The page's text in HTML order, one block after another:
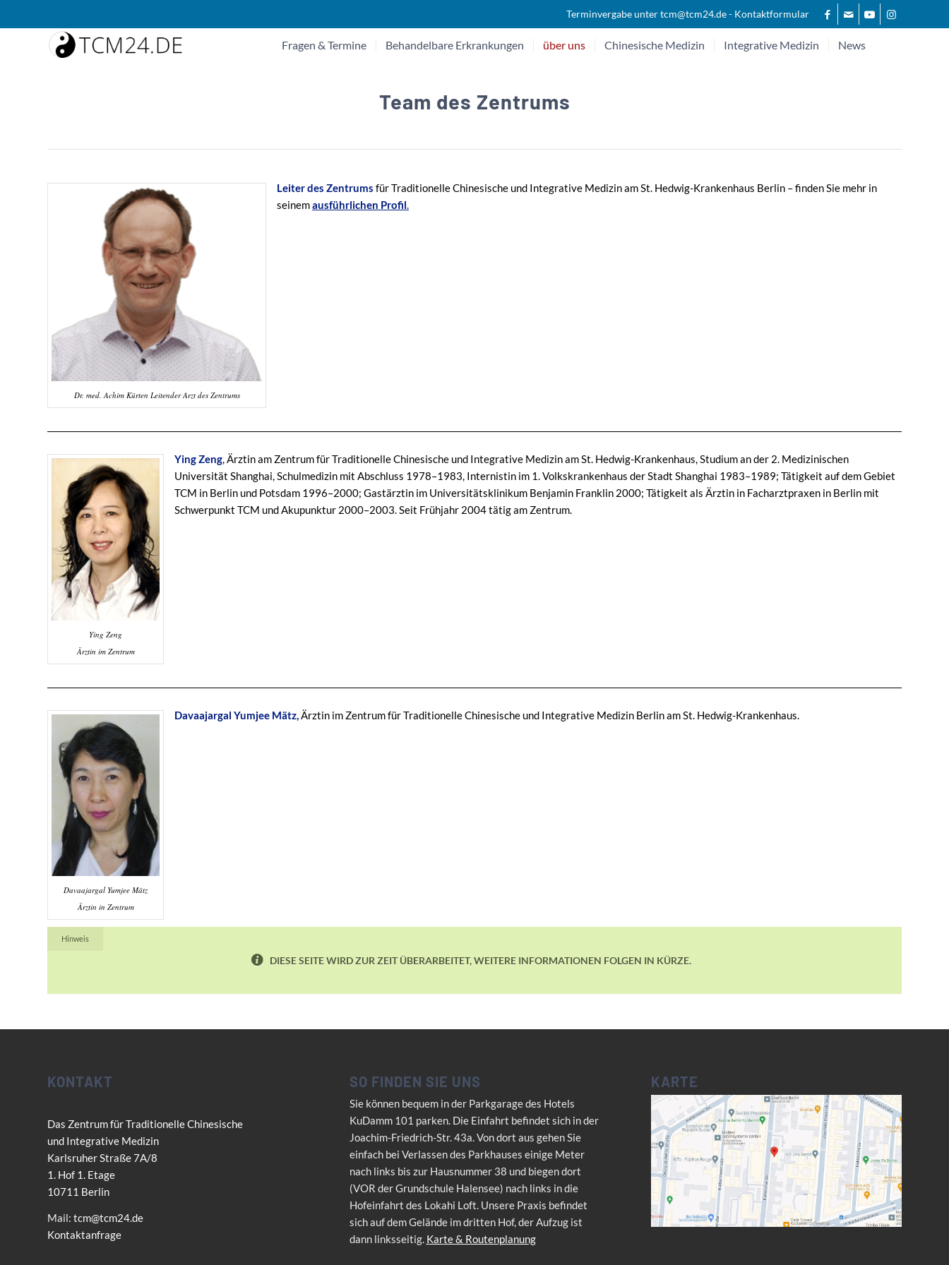
Terminvergabe untertcm@tcm24.de- Kontaktformular
Fragen & Termine Behandelbare Erkrankungen über uns Chinesische Medizin Integrative Medizin News
Team des Zentrums
Dr. med. Achim Kürten Leitender Arzt des Zentrums
Leiter des Zentrums für Traditionelle Chinesische und Integrative Medizin am St. Hedwig-Krankenhaus Berlin – finden Sie mehr in
seinemausführlichen Profil.
Ying Zeng
Ärztin im Zentrum
Ying Zeng, Ärztin am Zentrum für Traditionelle Chinesische und Integrative Medizin am St. Hedwig-Krankenhaus, Studium an der 2. Medizinischen
Universität Shanghai, Schulmedizin mit Abschluss 1978–1983, Internistin im 1. Volkskrankenhaus der Stadt Shanghai 1983–1989; Tätigkeit auf dem Gebiet
TCM in Berlin und Potsdam 1996–2000; Gastärztin im Universitätsklinikum Benjamin Franklin 2000; Tätigkeit als Ärztin in Facharztpraxen in Berlin mit
Schwerpunkt TCM und Akupunktur 2000–2003. Seit Frühjahr 2004 tätig am Zentrum.
Davaajargal Yumjee Mätz
Ärztin in Zentrum
Davaajargal Yumjee Mätz,Ärztin im Zentrum für Traditionelle Chinesische und Integrative Medizin Berlin am St. Hedwig-Krankenhaus.
Hinweis
DIESE SEITE WIRD ZUR ZEIT ÜBERARBEITET, WEITERE INFORMATIONEN FOLGEN IN KÜRZE.
KONTAKT
Das Zentrum für Traditionelle Chinesische
und Integrative Medizin
Karlsruher Straße 7A/8
1. Hof 1. Etage
10711 Berlin
Mail: tcm@tcm24.de
Kontaktanfrage
SO FINDEN SIE UNS
Sie können bequem in der Parkgarage des Hotels
KuDamm 101 parken. Die Einfahrt befindet sich in der
Joachim-Friedrich-Str. 43a. Von dort aus gehen Sie
einfach bei Verlassen des Parkhauses einige Meter
nach links bis zur Hausnummer 38 und biegen dort
(VOR der Grundschule Halensee) nach links in die
Hofeinfahrt des Lokahi Loft. Unsere Praxis befindet
sich auf dem Gelände im dritten Hof, der Aufzug ist
dann linksseitig. Karte & Routenplanung
KARTE